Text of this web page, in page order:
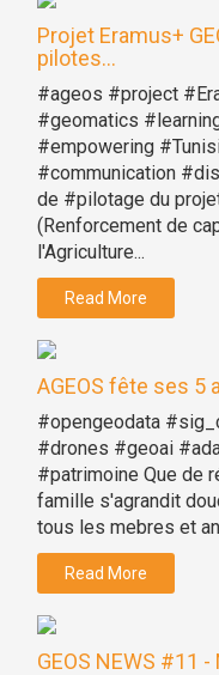
Projet Eramus+
pilotes...
#ageos #project
#geomatics
#empowering
#communication
de #pilotage du
(Renforcement de
l'Agriculture...
Read More
AGEOS fête ses 5
#opengeodata
#drones #geoai
#patrimoine Que de
famille s'agrandit
tous les mebres et
Read More
GEOS NEWS #11